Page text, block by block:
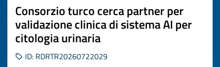
Consorzio turco cerca partner per
validazione clinica di sistema AI per
citologia urinaria
ID: RDRTR20260722029